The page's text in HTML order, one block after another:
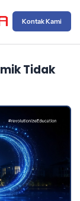
Kontak Kami
Tidak